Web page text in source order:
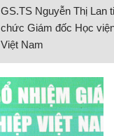
GS.TS Nguyễn Thị Lan
chức Giám đốc Học
Việt Nam